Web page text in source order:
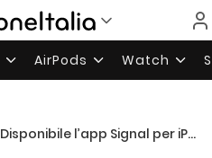
AirPods Watch
Disponibile l’app Signal per iPad